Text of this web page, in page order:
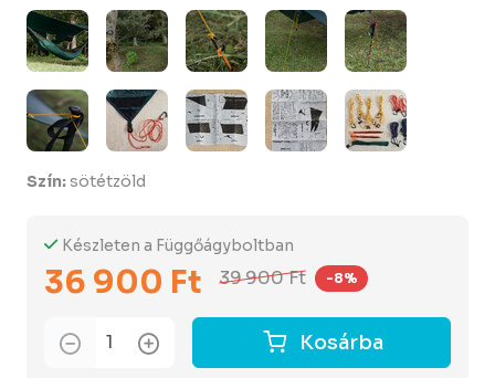
Készleten a Függőágyboltban
36 900 Ft 39 900 Ft -8%
Kosárba
Szín:sötétzöld